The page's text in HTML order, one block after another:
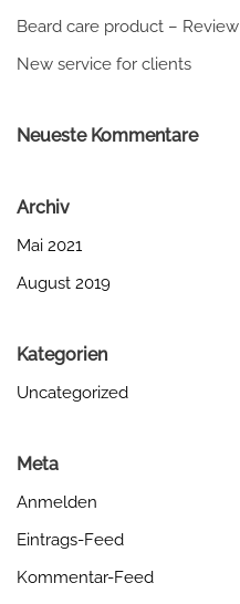
Beard care product – Review
New service for clients
Neueste Kommentare
Archiv
Mai 2021
August 2019
Kategorien
Uncategorized
Meta
Anmelden
Eintrags-Feed
Kommentar-Feed